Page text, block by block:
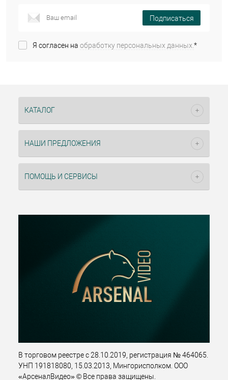
Подписаться
Я согласен на обработку персональных данных.*
КАТАЛОГ
НАШИ ПРЕДЛОЖЕНИЯ
ПОМОЩЬ И СЕРВИСЫ
В торговом реестре с 28.10.2019, регистрация № 464065.
УНП 191818080, 15.03.2013, Мингорисполком. ООО
«АрсеналВидео» © Все права защищены.